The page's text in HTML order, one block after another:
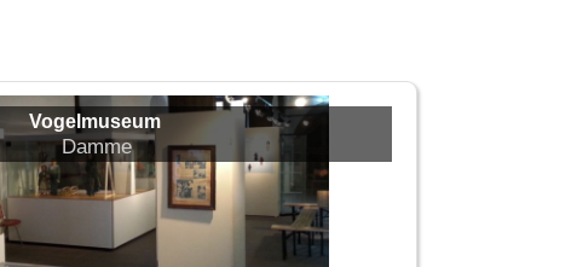
Vogelmuseum
Damme